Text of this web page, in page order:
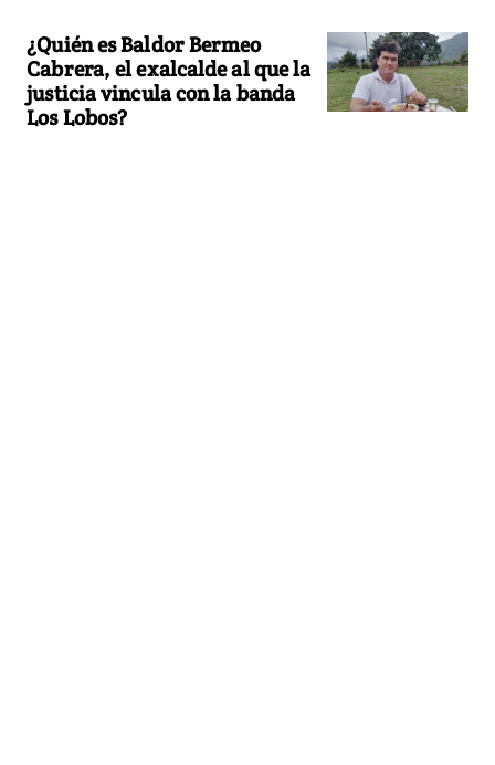
¿Quién es Baldor Bermeo
Cabrera, el exalcalde al que la
justicia vincula con la banda
Los Lobos?